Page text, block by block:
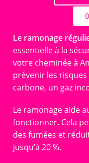
Le ramonage
essentielle à la
votre cheminée à
prévenir les
carbone, un gaz
Le ramonage aide
fonctionner. Cela
des fumées et
jusqu’à 20 %.